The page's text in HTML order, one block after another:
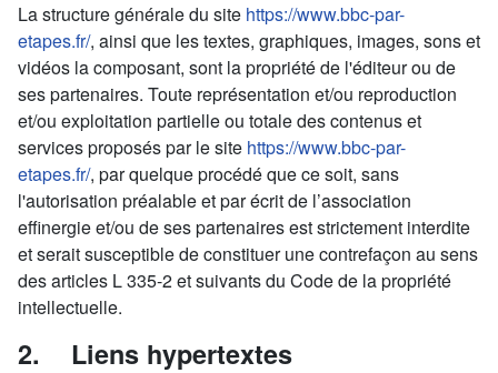
La structure générale du site https://www.bbc-par-
etapes.fr/, ainsi que les textes, graphiques, images, sons et
vidéos la composant, sont la propriété de l'éditeur ou de
ses partenaires. Toute représentation et/ou reproduction
et/ou exploitation partielle ou totale des contenus et
services proposés par le site https://www.bbc-par-
etapes.fr/, par quelque procédé que ce soit, sans
l'autorisation préalable et par écrit de l’association
effinergie et/ou de ses partenaires est strictement interdite
et serait susceptible de constituer une contrefaçon au sens
des articles L 335-2 et suivants du Code de la propriété
intellectuelle.
2. Liens hypertextes